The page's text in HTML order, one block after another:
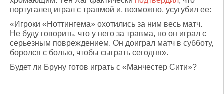
португалец играл с травмой и, возможно, усугубил ее:
«Игроки «Ноттингема» охотились за ним весь матч.
Не буду говорить, что у него за травма, но он играл с
серьезным повреждением. Он доиграл матч в субботу,
боролся с болью, чтобы сыграть сегодня».
Будет ли Бруну готов играть с «Манчестер Сити»?